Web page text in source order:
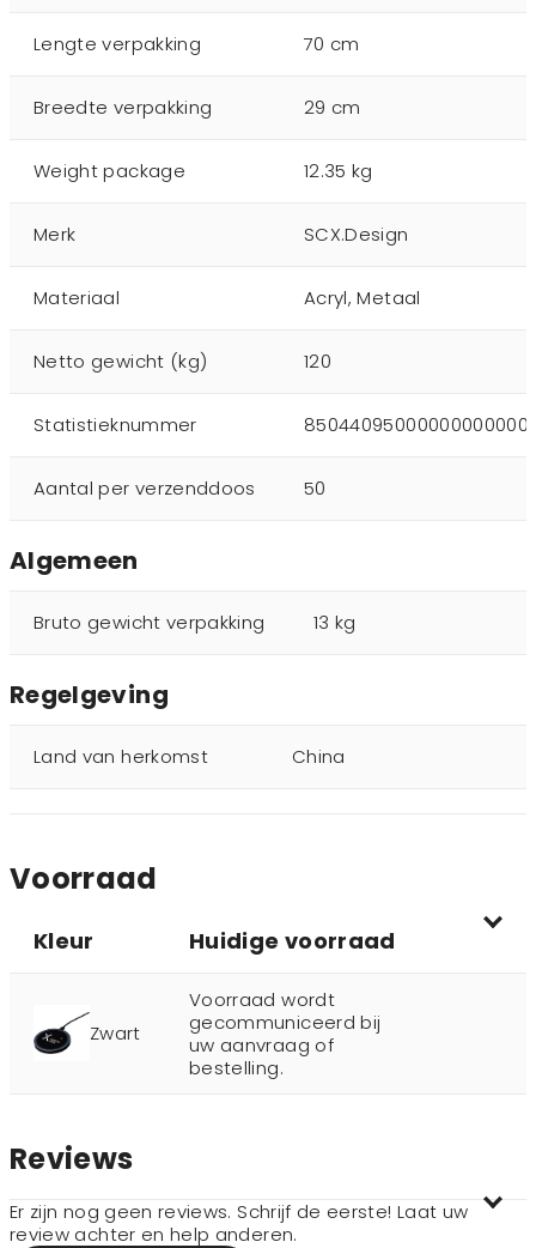
Lengte verpakking 70 cm
Breedte verpakking 29 cm
Weight package 12.35 kg
Merk SCX.Design
Materiaal Acryl, Metaal
Netto gewicht (kg) 120
Statistieknummer
Aantal per verzenddoos 50
Algemeen
Bruto gewicht verpakking 13 kg
Regelgeving
Land van herkomst China
Voorraad
Kleur Huidige voorraad
Zwart
Voorraad wordt
gecommuniceerd bij
uw aanvraag of
bestelling.
Reviews
Er zijn nog geen reviews. Schrijf de eerste! Laat uw
review achter en help anderen.